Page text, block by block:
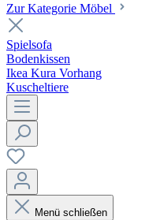
Zur Kategorie Möbel
Spielsofa
Bodenkissen
Ikea Kura Vorhang
Kuscheltiere
Menü schließen